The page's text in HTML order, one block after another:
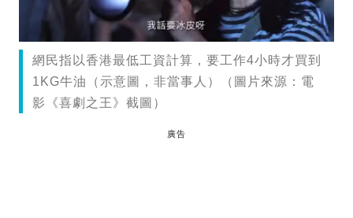
網民指以香港最低工資計算，要工作4小時才買到
1KG牛油（示意圖，非當事人）（圖片來源：電
影《喜劇之王》截圖）
廣告